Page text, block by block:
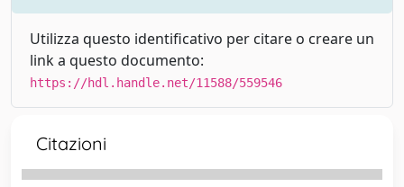
Utilizza questo identificativo per citare o creare un
link a questo documento:
https://hdl.handle.net/11588/559546
Citazioni